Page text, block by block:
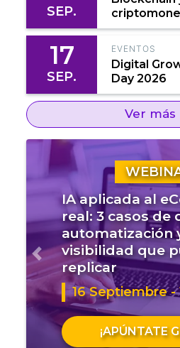
SEP.
17
SEP.
EVENTOS
Digital
Day 2026
Ver más
IA aplicada al
real: 3 casos de
automatización
visibilidad que
replicar
16 Septiembre -
¡APÚNTATE
Anterior